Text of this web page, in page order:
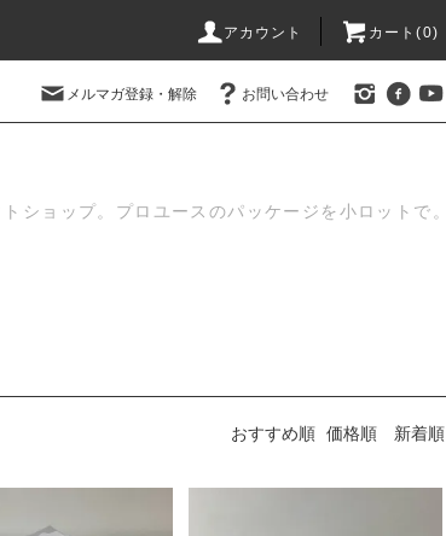
アカウント カート(0)
メルマガ登録・解除 お問い合わせ
ショップ。プロユースのパッケージを小ロットで。
おすすめ順 価格順 新着順